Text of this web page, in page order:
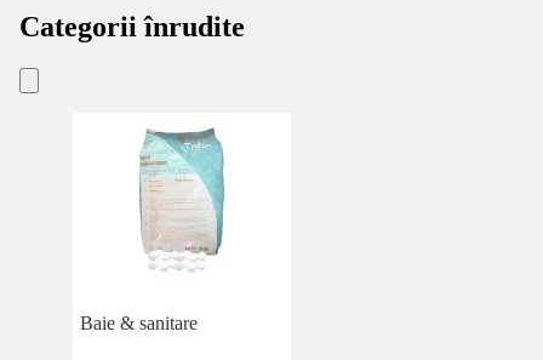
Categorii înrudite
Baie & sanitare